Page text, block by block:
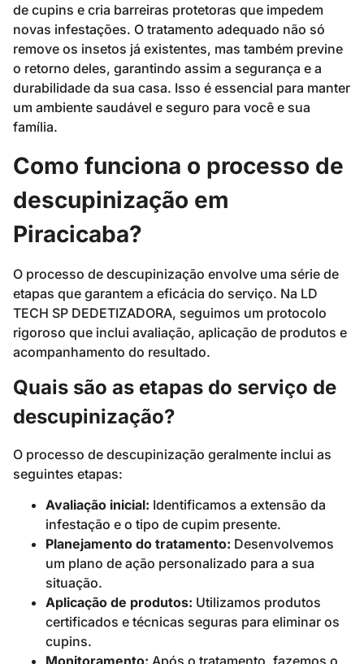
de cupins e cria barreiras protetoras que impedem
novas infestações. O tratamento adequado não só
remove os insetos já existentes, mas também previne
o retorno deles, garantindo assim a segurança e a
durabilidade da sua casa. Isso é essencial para manter
um ambiente saudável e seguro para você e sua
família.
Como funciona o processo de
descupinização em
Piracicaba?
O processo de descupinização envolve uma série de
etapas que garantem a eficácia do serviço. Na LD
TECH SP DEDETIZADORA, seguimos um protocolo
rigoroso que inclui avaliação, aplicação de produtos e
acompanhamento do resultado.
Quais são as etapas do serviço de
descupinização?
O processo de descupinização geralmente inclui as
seguintes etapas:
Avaliação inicial: Identificamos a extensão da
infestação e o tipo de cupim presente.
Planejamento do tratamento: Desenvolvemos
um plano de ação personalizado para a sua
situação.
Aplicação de produtos: Utilizamos produtos
certificados e técnicas seguras para eliminar os
cupins.